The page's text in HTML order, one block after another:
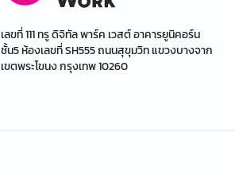
เลขที่ 111 ทรู ดิจิทัล พาร์ค เวสต์ อาคารยูนิคอร์น
ชั้น5 ห้องเลขที่ SH555 ถนนสุขุมวิท แขวงบางจาก
เขตพระโขนง กรุงเทพ 10260